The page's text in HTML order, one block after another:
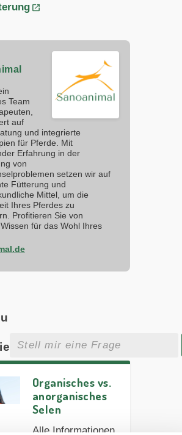
Team
auf
und integrierte
für Pferde. Mit
Erfahrung in der
von
setzen wir auf
Fütterung und
Mittel, um die
Ihres Pferdes zu
Profitieren Sie von
für das Wohl Ihres
Organisches vs.
anorganisches
Selen
Alle Informationen